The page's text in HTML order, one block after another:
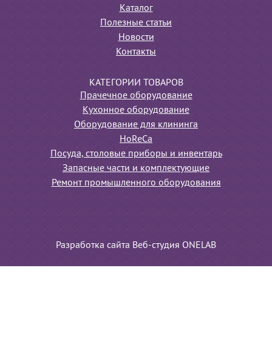
Каталог
Полезные статьи
Новости
Контакты
КАТЕГОРИИ ТОВАРОВ
Прачечное оборудование
Кухонное оборудование
Оборудование для клининга
HoReCa
Посуда, столовые приборы и инвентарь
Запасные части и комплектующие
Ремонт промышленного оборудования
Разработка сайта Веб-студия ONELAB